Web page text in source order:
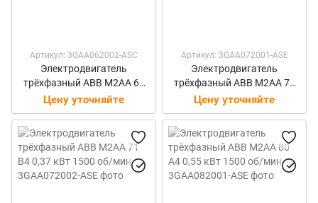
Артикул: 3GAA062002-ASC
Электродвигатель
трёхфазный ABB M2AA 63
B4 0,18 кВт 1500 об/мин
Цену уточняйте
Артикул: 3GAA072001-ASE
Электродвигатель
трёхфазный ABB M2AA 71
A4 0,25 кВт 1500 об/мин
Цену уточняйте